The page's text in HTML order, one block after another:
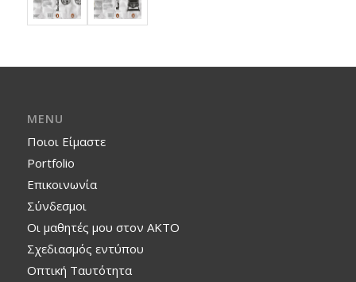
MENU
Ποιοι Είμαστε
Portfolio
Επικοινωνία
Σύνδεσμοι
Οι μαθητές μου στον ΑΚΤΟ
Σχεδιασμός εντύπου
Οπτική Ταυτότητα